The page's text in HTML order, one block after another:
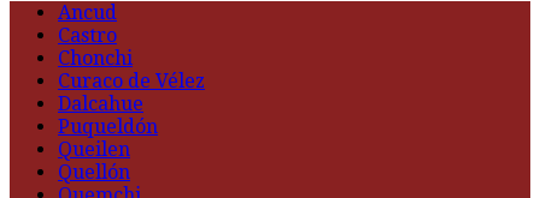
Ancud
Castro
Chonchi
Curaco de Vélez
Dalcahue
Puqueldón
Queilen
Quellón